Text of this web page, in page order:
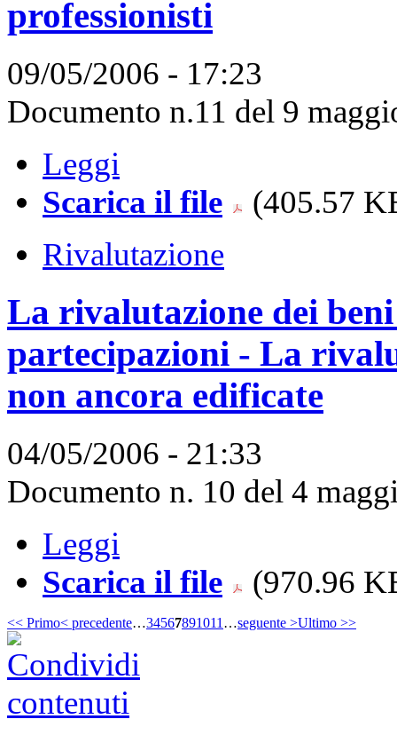
professionisti
09/05/2006 - 17:23
Documento n.11 del 9
Leggi
Scarica il file
(405.57
Rivalutazione
La rivalutazione dei
partecipazioni - La
non ancora edificate
04/05/2006 - 21:33
Documento n. 10 del 4
Leggi
Scarica il file
(970.96
<< Primo< precedente…34567891011 …seguente >Ultimo >>